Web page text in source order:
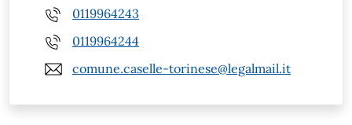
0119964243
0119964244
comune.caselle-torinese@legalmail.it